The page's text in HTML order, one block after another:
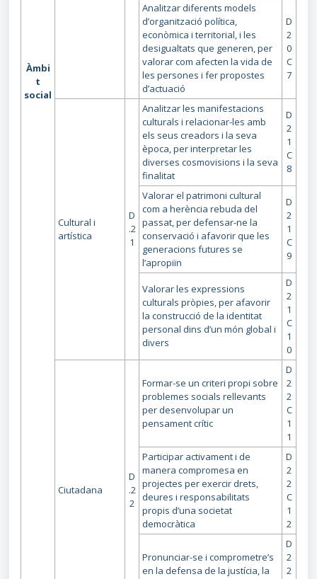
Àmbi
t
social
Analitzar diferents models
d’organització política,
econòmica i territorial, i les
desigualtats que generen, per
valorar com afecten la vida de
les persones i fer propostes
d’actuació
D
2
0
C
7
Cultural i
artística
D
.2
1
Analitzar les manifestacions
culturals i relacionar-les amb
els seus creadors i la seva
època, per interpretar les
diverses cosmovisions i la seva
finalitat
D
2
1
C
8
Valorar el patrimoni cultural
com a herència rebuda del
passat, per defensar-ne la
conservació i afavorir que les
generacions futures se
l’apropiïn
D
2
1
C
9
Valorar les expressions
culturals pròpies, per afavorir
la construcció de la identitat
personal dins d’un món global i
divers
D
2
1
C
1
0
Ciutadana
D
.2
2
Formar-se un criteri propi sobre
problemes socials rellevants
per desenvolupar un
pensament crític
D
2
2
C
1
1
Participar activament i de
manera compromesa en
projectes per exercir drets,
deures i responsabilitats
propis d’una societat
democràtica
D
2
2
C
1
2
Pronunciar-se i comprometre’s
en la defensa de la justícia, la
D
2
2